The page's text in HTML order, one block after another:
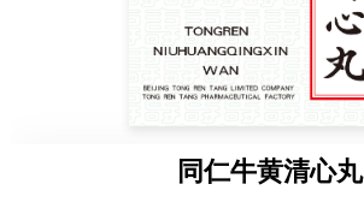
同仁牛黄清心丸